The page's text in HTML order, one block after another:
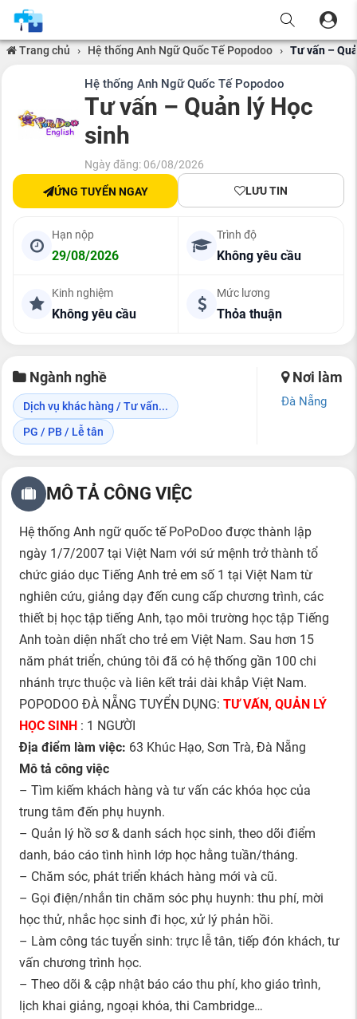
Trang chủ › Hệ thống Anh Ngữ Quốc Tế Popodoo › Tư vấn –
Hệ thống Anh Ngữ Quốc Tế Popodoo
Tư vấn – Quản lý Học
sinh
Ngày đăng: 06/08/2026
ỨNG TUYỂN NGAY LƯU TIN
Hạn nộp
29/08/2026
Trình độ
Không yêu cầu
Kinh nghiệm
Không yêu cầu
Mức lương
Thỏa thuận
Ngành nghề
Dịch vụ khác hàng / Tư vấn...
PG / PB / Lễ tân
Nơi làm
Đà Nẵng
MÔ TẢ CÔNG VIỆC
Hệ thống Anh ngữ quốc tế PoPoDoo được thành lập
ngày 1/7/2007 tại Việt Nam với sứ mệnh trở thành tổ
chức giáo dục Tiếng Anh trẻ em số 1 tại Việt Nam từ
nghiên cứu, giảng dạy đến cung cấp chương trình, các
thiết bị học tập tiếng Anh, tạo môi trường học tập Tiếng
Anh toàn diện nhất cho trẻ em Việt Nam. Sau hơn 15
năm phát triển, chúng tôi đã có hệ thống gần 100 chi
nhánh trực thuộc và liên kết trải dài khắp Việt Nam.
POPODOO ĐÀ NẴNG TUYỂN DỤNG: TƯ VẤN, QUẢN LÝ
HỌC SINH : 1 NGƯỜI
Địa điểm làm việc: 63 Khúc Hạo, Sơn Trà, Đà Nẵng
Mô tả công việc
– Tìm kiếm khách hàng và tư vấn các khóa học của
trung tâm đến phụ huynh.
– Quản lý hồ sơ & danh sách học sinh, theo dõi điểm
danh, báo cáo tình hình lớp học hằng tuần/tháng.
– Chăm sóc, phát triển khách hàng mới và cũ.
– Gọi điện/nhắn tin chăm sóc phụ huynh: thu phí, mời
học thử, nhắc học sinh đi học, xử lý phản hồi.
– Làm công tác tuyển sinh: trực lễ tân, tiếp đón khách, tư
vấn chương trình học.
– Theo dõi & cập nhật báo cáo thu phí, kho giáo trình,
lịch khai giảng, ngoại khóa, thi Cambridge…